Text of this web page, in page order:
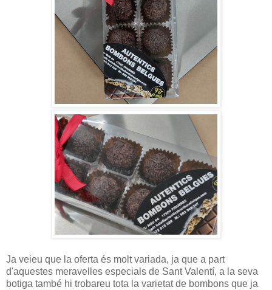
Ja veieu que la oferta és molt variada, ja que a part
d'aquestes meravelles especials de Sant Valentí, a la seva
botiga també hi trobareu tota la varietat de bombons que ja